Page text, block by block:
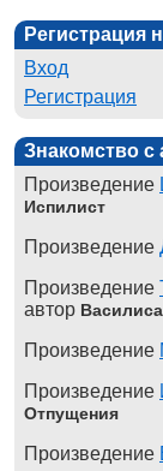
Регистрация
Вход
Регистрация
Знакомство с
Произведение
Испилист
Произведение
Произведение
автор
Произведение
Произведение
Отпущения
Произведение